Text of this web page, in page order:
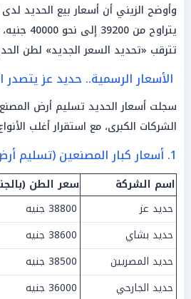
وأوضح الزيني أن أسعار بيع الحديد
يتراوح من
تترقب «تحديد السعر الجديد» لطن
الأسعار الرسمية.. حديد عز يتصدر
سجلت أسعار الحديد تسليم أرض المصنع
الشركات الكبرى، مع استقرار أغلب
1. أسعار كبار المصنعين (تسليم أرض المصنع)
اسم الشركة
سعر الطن
حديد عز
38800 جنيه
حديد بشاي
38600 جنيه
حديد المصريين
38500 جنيه
حديد الجارحي
36000 جنيه